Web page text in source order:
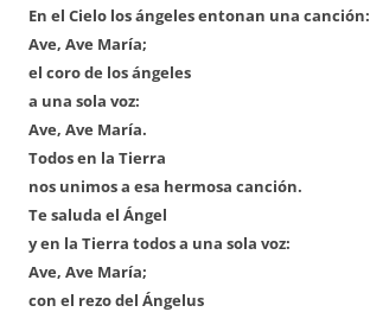
En el Cielo los ángeles entonan una canción:
Ave, Ave María;
el coro de los ángeles
a una sola voz:
Ave, Ave María.
Todos en la Tierra
nos unimos a esa hermosa canción.
Te saluda el Ángel
y en la Tierra todos a una sola voz:
Ave, Ave María;
con el rezo del Ángelus